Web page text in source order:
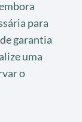
para
garantia
uma
o